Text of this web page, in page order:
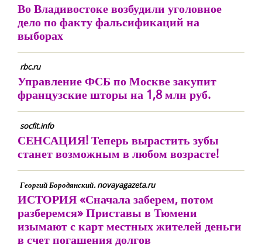
Во Владивостоке возбудили уголовное
дело по факту фальсификаций на
выборах
rbc.ru
Управление ФСБ по Москве закупит
французские шторы на 1,8 млн руб.
socfit.info
СЕНСАЦИЯ! Теперь вырастить зубы
станет возможным в любом возрасте!
Георгий Бородянский. novayagazeta.ru
ИСТОРИЯ «Сначала заберем, потом
разберемся» Приставы в Тюмени
изымают с карт местных жителей деньги
в счет погашения долгов